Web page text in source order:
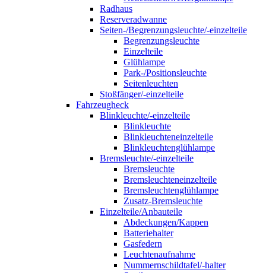
Radhaus
Reserveradwanne
Seiten-/Begrenzungsleuchte/-einzelteile
Begrenzungsleuchte
Einzelteile
Glühlampe
Park-/Positionsleuchte
Seitenleuchten
Stoßfänger/-einzelteile
Fahrzeugheck
Blinkleuchte/-einzelteile
Blinkleuchte
Blinkleuchteneinzelteile
Blinkleuchtenglühlampe
Bremsleuchte/-einzelteile
Bremsleuchte
Bremsleuchteneinzelteile
Bremsleuchtenglühlampe
Zusatz-Bremsleuchte
Einzelteile/Anbauteile
Abdeckungen/Kappen
Batteriehalter
Gasfedern
Leuchtenaufnahme
Nummernschildtafel/-halter